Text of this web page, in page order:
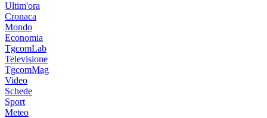
Ultim'ora
Cronaca
Mondo
Economia
TgcomLab
Televisione
TgcomMag
Video
Schede
Sport
Meteo